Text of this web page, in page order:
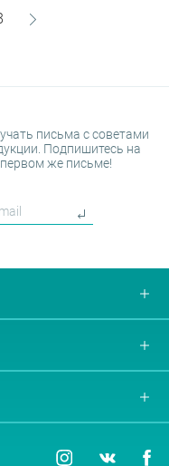
письма с советами
Подпишитесь на
первом же письме!